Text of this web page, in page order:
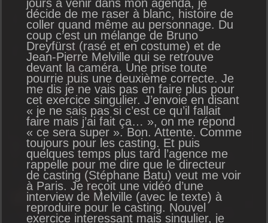
jours à venir dans mon agenda, je
décide de me raser à blanc, histoire de
coller quand même au personnage. Du
coup c’est un mélange de Bruno
Dreyfürst (rasé et en costume) et de
Jean-Pierre Melville qui se retrouve
devant la caméra. Une prise toute
pourrie puis une deuxième correcte. Je
me dis je ne vais pas en faire plus pour
cet exercice singulier. J’envoie en disant
« je ne sais pas si c’est ce qu’il fallait
faire mais j’ai fait ça… », on me répond
« ce sera super ». Bon. Attente. Comme
toujours pour les casting. Et puis
quelques temps plus tard l’agence me
rappelle pour me dire que le directeur
de casting (Stéphane Batu) veut me voir
à Paris. Je reçoit une vidéo d’une
interview de Melville (avec le texte) à
reproduire pour le casting. Nouvel
exercice interessant mais singulier, je